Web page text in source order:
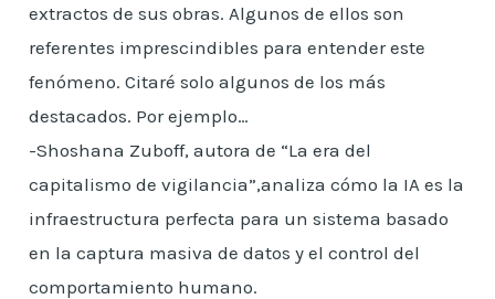
extractos de sus obras. Algunos de ellos son
referentes imprescindibles para entender este
fenómeno. Citaré solo algunos de los más
destacados. Por ejemplo…
-Shoshana Zuboff, autora de “La era del
capitalismo de vigilancia”,analiza cómo la IA es la
infraestructura perfecta para un sistema basado
en la captura masiva de datos y el control del
comportamiento humano.